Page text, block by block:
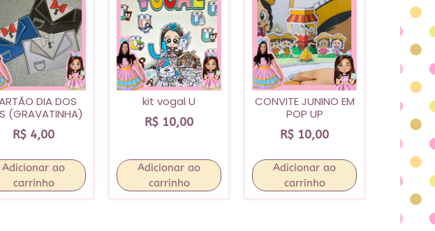
DIA DOS
(GRAVATINHA)
R$ 4,00
Adicionar ao
carrinho
kit vogal U
R$ 10,00
Adicionar ao
carrinho
CONVITE JUNINO EM
POP UP
R$ 10,00
Adicionar ao
carrinho